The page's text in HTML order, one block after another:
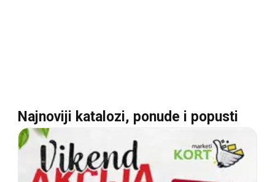
Najnoviji katalozi, ponude i popusti